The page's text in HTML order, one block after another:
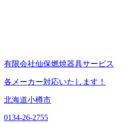
有限会社仙保燃焼器具サービス
各メーカー対応いたします！
北海道小樽市
0134-26-2755